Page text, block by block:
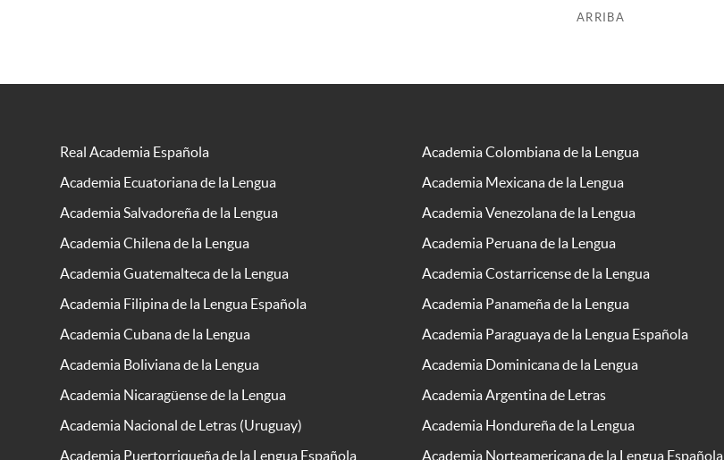
ARRIBA
Real Academia Española
Academia Colombiana de la Lengua
Academia Ecuatoriana de la Lengua
Academia Mexicana de la Lengua
Academia Salvadoreña de la Lengua
Academia Venezolana de la Lengua
Academia Chilena de la Lengua
Academia Peruana de la Lengua
Academia Guatemalteca de la Lengua
Academia Costarricense de la Lengua
Academia Filipina de la Lengua Española
Academia Panameña de la Lengua
Academia Cubana de la Lengua
Academia Paraguaya de la Lengua Española
Academia Boliviana de la Lengua
Academia Dominicana de la Lengua
Academia Nicaragüense de la Lengua
Academia Argentina de Letras
Academia Nacional de Letras (Uruguay)
Academia Hondureña de la Lengua
Academia Puertorriqueña de la Lengua Española
Academia Norteamericana de la Lengua Española